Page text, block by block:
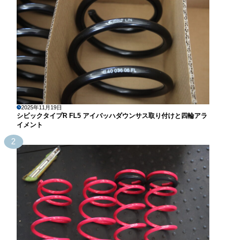
2025年11月19日
シビックタイプR FL5 アイバッハダウンサス取り付けと四輪アラ
イメント
2